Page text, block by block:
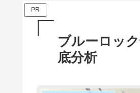
PR
ブルーロッ
底分析